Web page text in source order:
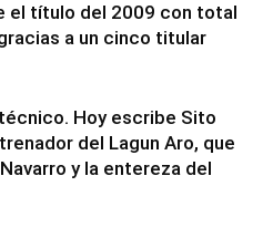
el título del 2009 con total
a un cinco titular
Hoy escribe Sito
del Lagun Aro, que
y la entereza del